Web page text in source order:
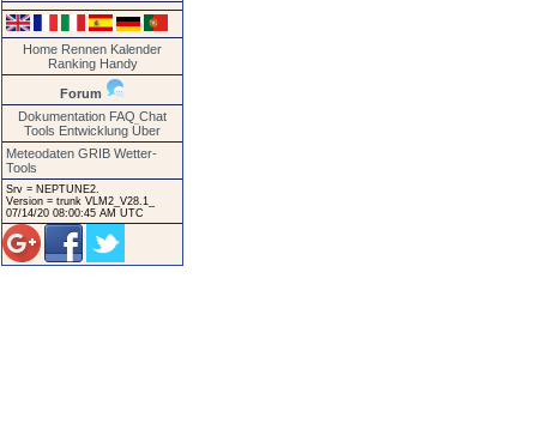
Home Rennen Kalender
Ranking Handy
Forum
Dokumentation FAQ Chat
Tools Entwicklung Über
Meteodaten GRIB Wetter-
Tools
Srv = NEPTUNE2.
Version = trunk VLM2_V28.1_
07/14/20 08:00:45 AM UTC